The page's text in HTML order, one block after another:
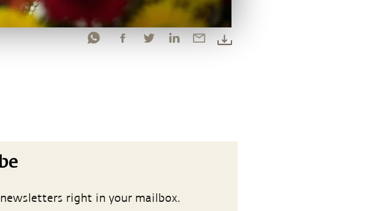
right in your mailbox.